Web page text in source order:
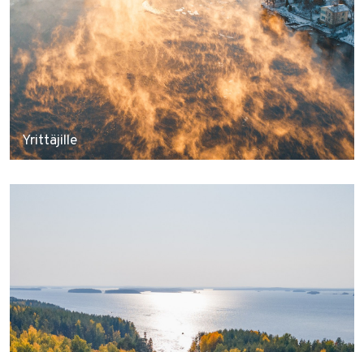
Yrittäjille